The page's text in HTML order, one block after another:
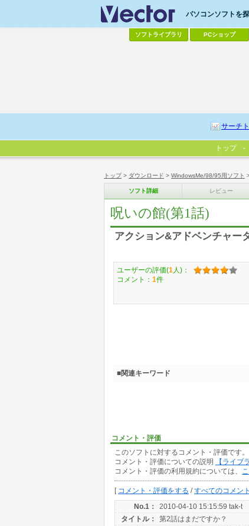
トップ> ダウンロード > WindowsMe/98/95用ソフト
ソフト詳細 レビュー
呪いの館(第1話)
アクション&アドベンチャー
コメント・評価
このソフトに対するコメント・評価です。
コメント・評価についての説明
【ライブ
コメント・評価の利用規約については、
[ コメント・評価をする /すべてのコメン
No.1：
2010-04-10 15:15:59 tak-t
タイトル：
第2話はまだですか？
ユーザーの評価(1 人)：
コメント： 1件
■関連キーワード
パソコンソフトを
ソフトライブラリ PCショップ
サーチ
トップ